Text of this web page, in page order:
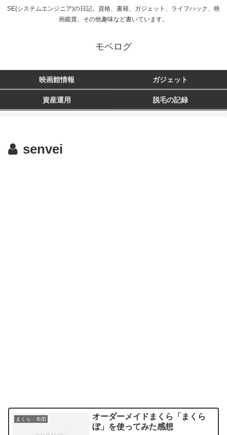
SE(システムエンジニア)の日記。資格、書籍、ガジェット、ライフハック、映
画鑑賞、その他趣味など書いています。
モベログ
映画館情報 ガジェット
資産運用 脱毛の記録
senvei
まくら・布団
オーダーメイドまくら「まくら
ぼ」を使ってみた感想